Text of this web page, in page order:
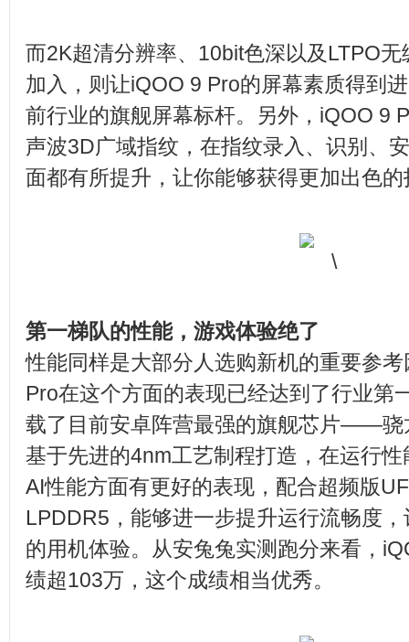
而2K超清分辨率、10bit色深以及LTPO
加入，则让iQOO 9 Pro的屏幕素质得到
前行业的旗舰屏幕标杆。另外，iQOO 9
声波3D广域指纹，在指纹录入、识别、
面都有所提升，让你能够获得更加出色
第一梯队的性能，游戏体验绝了
性能同样是大部分人选购新机的重要参
Pro在这个方面的表现已经达到了行业第
载了目前安卓阵营最强的旗舰芯片——骁
基于先进的4nm工艺制程打造，在运行
AI性能方面有更好的表现，配合超频版
LPDDR5，能够进一步提升运行流畅度
的用机体验。从安兔兔实测跑分来看，
绩超103万，这个成绩相当优秀。